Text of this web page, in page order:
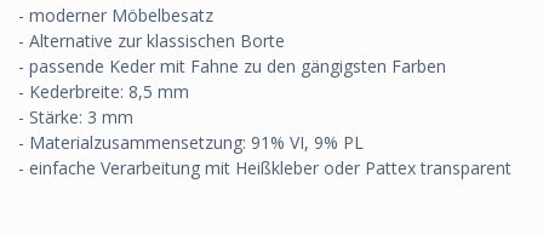
- moderner Möbelbesatz
- Alternative zur klassischen Borte
- passende Keder mit Fahne zu den gängigsten Farben
- Kederbreite: 8,5 mm
- Stärke: 3 mm
- Materialzusammensetzung: 91% VI, 9% PL
- einfache Verarbeitung mit Heißkleber oder Pattex transparent